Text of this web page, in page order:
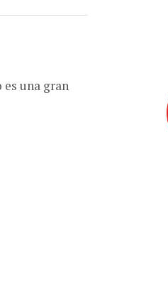
una gran